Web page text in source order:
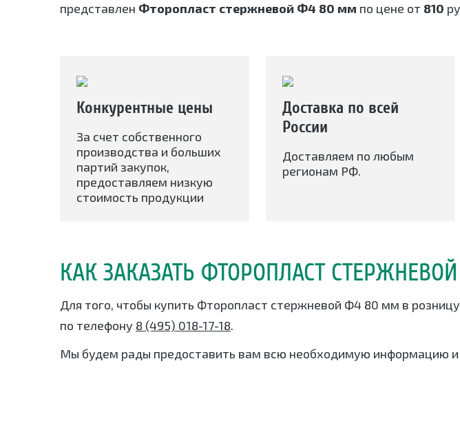
представлен Фторопласт стержневой Ф4 80 мм по цене от 810
Конкурентные цены
За счет собственного
производства и больших
партий закупок,
предоставляем низкую
стоимость продукции
Доставка по всей
России
Доставляем по любым
регионам РФ.
КАК ЗАКАЗАТЬ ФТОРОПЛАСТ
Для того, чтобы купить Фторопласт стержневой Ф4 80 мм в
по телефону 8 (495) 018-17-18.
Мы будем рады предоставить вам всю необходимую информацию